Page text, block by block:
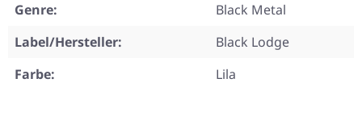
Genre:
Black Metal
Label/Hersteller:
Black Lodge
Farbe:
Lila